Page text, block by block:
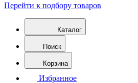
Перейти к подбору товаров
Каталог
Поиск
Корзина
Избранное